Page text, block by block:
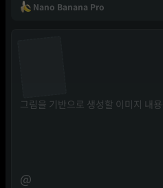
Nano Banana Pro
@